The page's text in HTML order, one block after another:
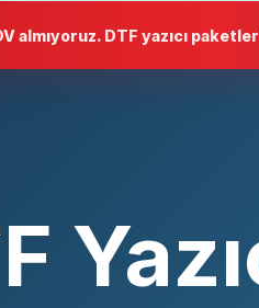
almıyoruz. DTF yazıcı